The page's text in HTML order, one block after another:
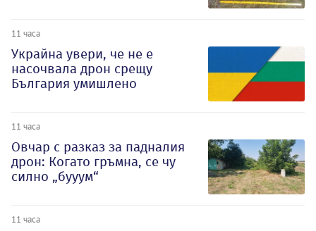
11 часа
Украйна увери, че не е
насочвала дрон срещу
България умишлено
11 часа
Овчар с разказ за падналия
дрон: Когато гръмна, се чу
силно „бууум“
11 часа